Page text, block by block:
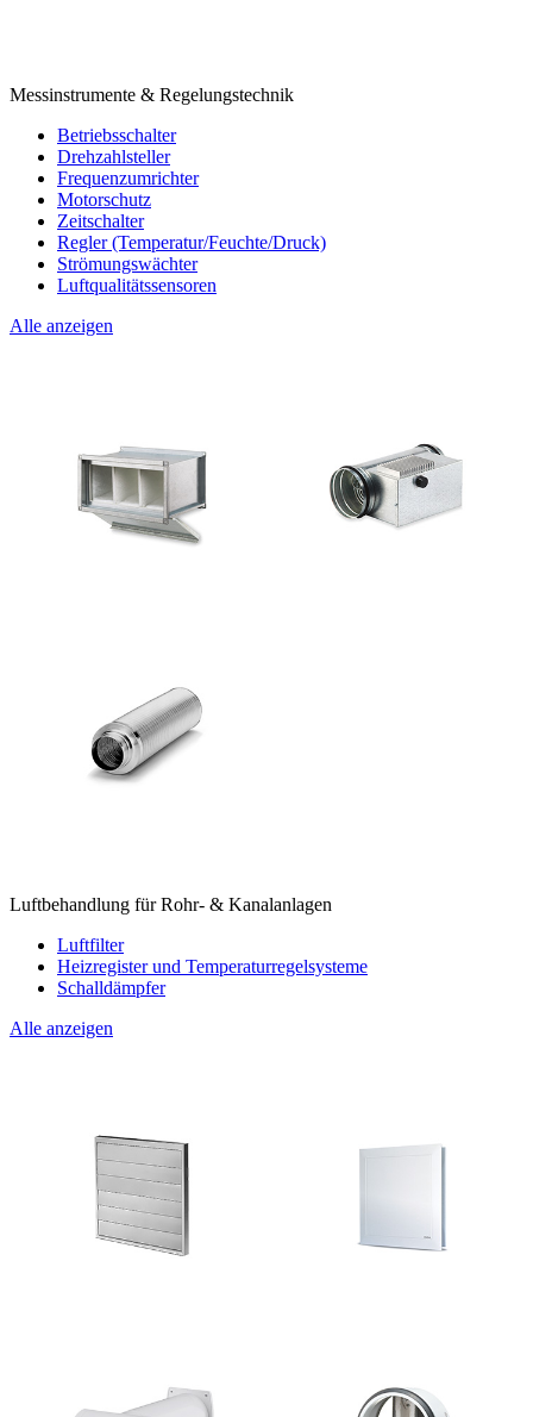
Messinstrumente & Regelungstechnik
Betriebsschalter
Drehzahlsteller
Frequenzumrichter
Motorschutz
Zeitschalter
Regler (Temperatur/Feuchte/Druck)
Strömungswächter
Luftqualitätssensoren
Alle anzeigen
Luftbehandlung für Rohr- & Kanalanlagen
Luftfilter
Heizregister und Temperaturregelsysteme
Schalldämpfer
Alle anzeigen